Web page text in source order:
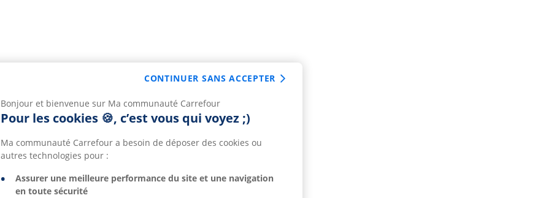
Bonjour et bienvenue sur Ma communauté Carrefour
Pour les cookies 🍪, c’est vous qui voyez ;)
Ma communauté Carrefour a besoin de déposer des cookies ou
autres technologies pour :
Assurer une meilleure performance du site et une navigation
en toute sécurité
CONTINUER SANS ACCEPTER